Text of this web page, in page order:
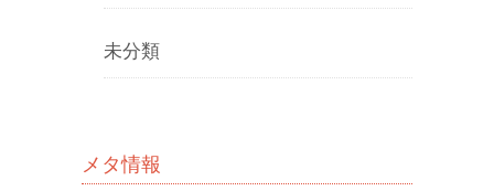
未分類
メタ情報